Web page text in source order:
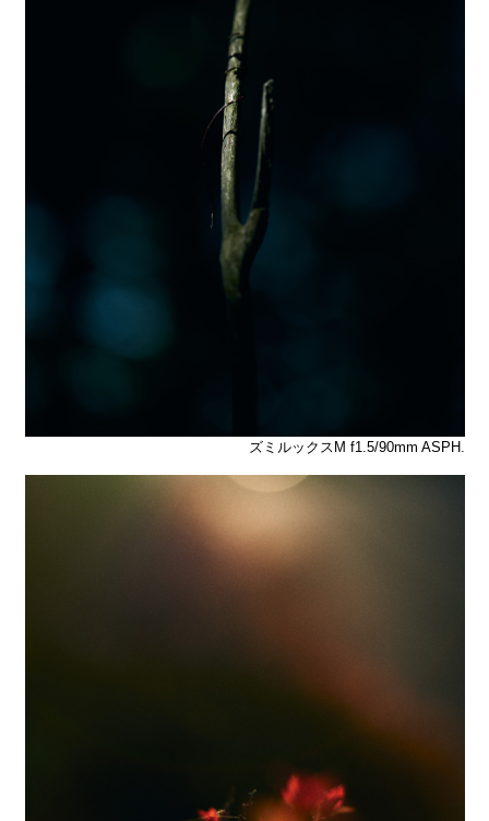
ズミルックスM f1.5/90mm ASPH.